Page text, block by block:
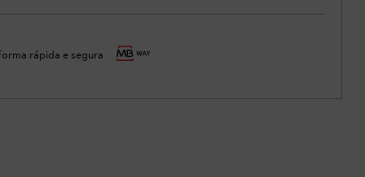
rápida e segura